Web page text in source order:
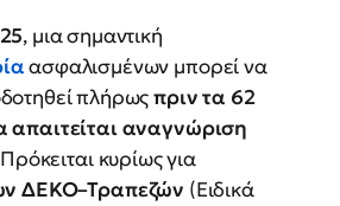
, μια σημαντική
ασφαλισμένων μπορεί να
πλήρωςπριν τα 62
απαιτείται αναγνώριση
κυρίως για
ΔΕΚΟ–Τραπεζών (Ειδικά